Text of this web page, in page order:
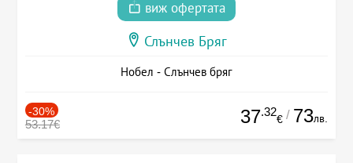
виж офертата
Слънчев Бряг
Нобел - Слънчев бряг
-30%
53.17€ 37.32
€ / 73лв.